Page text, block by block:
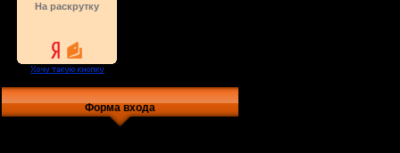
На раскрутку
Форма входа